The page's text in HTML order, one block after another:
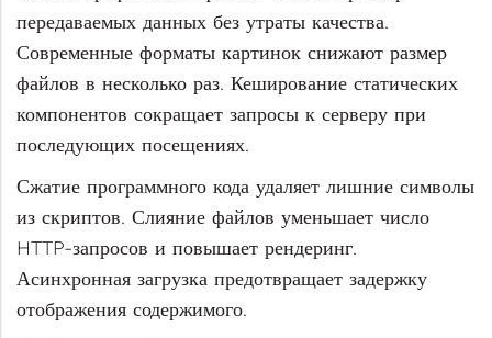
передаваемых данных без утраты качества.
Современные форматы картинок снижают размер
файлов в несколько раз. Кеширование статических
компонентов сокращает запросы к серверу при
последующих посещениях.
Сжатие программного кода удаляет лишние символы
из скриптов. Слияние файлов уменьшает число
HTTP-запросов и повышает рендеринг.
Асинхронная загрузка предотвращает задержку
отображения содержимого.